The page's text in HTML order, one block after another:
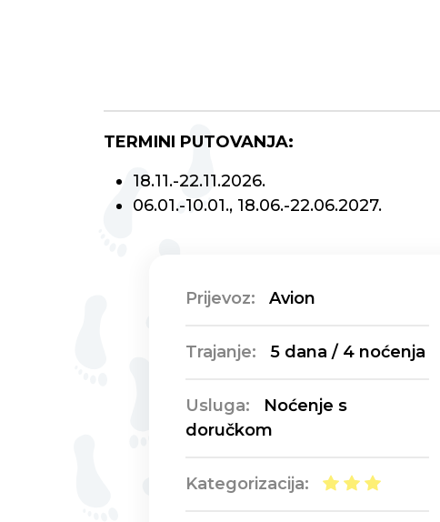
TERMINI PUTOVANJA:
18.11.-22.11.2026.
06.01.-10.01., 18.06.-22.06.2027.
Prijevoz: Avion
Trajanje: 5 dana / 4 noćenja
Usluga:
Noćenje s
doručkom
Kategorizacija: